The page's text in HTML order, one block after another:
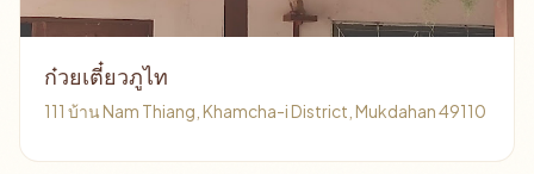
ก๋วยเตี๋ยวภูไท
111 บ้าน Nam Thiang, Khamcha-i District, Mukdahan 49110